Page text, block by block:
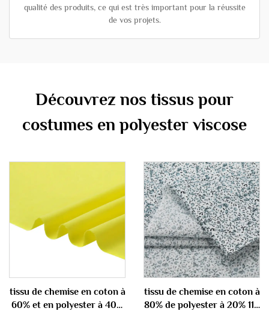
qualité des produits, ce qui est très important pour la réussite
de vos projets.
Découvrez nos tissus pour
costumes en polyester viscose
tissu de chemise en coton à
60% et en polyester à 40%
tissu de chemise en coton à
80% de polyester à 20% 110